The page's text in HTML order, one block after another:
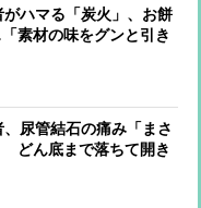
ハマる「炭火」、お餅
素材の味をグンと引き
」。
尿管結石の痛み「まさ
どん底まで落ちて開き
とった行動とは？